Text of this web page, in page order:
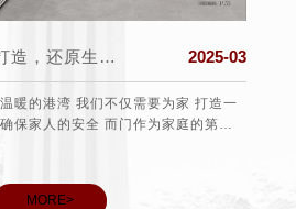
福美迪木门丨匠心打造，还原生活真实的本质 2025-03
暖的港湾 我们不仅需要为家 打造一
保家人的安全 而门作为家庭的第一
MORE>